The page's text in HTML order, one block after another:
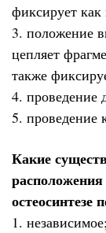
фиксирует
3. положение
цепляет
также
4. проведение
5. проведение
Какие
1. независимое;